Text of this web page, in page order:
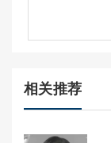
相关推荐